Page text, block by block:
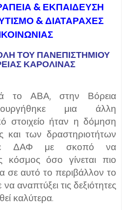
& ΕΚΠΑΙΔΕΥΣΗ
& ΔΙΑΤΑΡΑΧΕΣ
ΤΟΥ ΠΑΝΕΠΙΣΤΗΜΙΟΥ
ΚΑΡΟΛΙΝΑΣ
το ΑΒΑ, στην Βόρεια
μια άλλη
στοιχείο ήταν η δόμηση
και των δραστηριοτήτων
ΔΑΦ με σκοπό να
κόσμος όσο γίνεται πιο
σε αυτό το περιβάλλον το
αναπτύξει τις δεξιότητες
καλύτερα.